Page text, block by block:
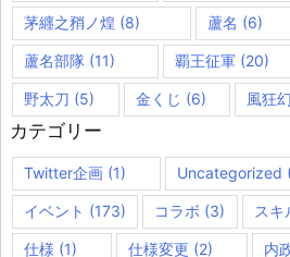
茅纒之矟ノ煌 (8) 蘆名 (6)
蘆名部隊 (11) 覇王征軍 (20)
野太刀 (5) 金くじ (6) 風狂
カテゴリー
Twitter企画 (1) Uncategorized
イベント (173) コラボ (3) スキ
仕様 (1) 仕様変更 (2) 内